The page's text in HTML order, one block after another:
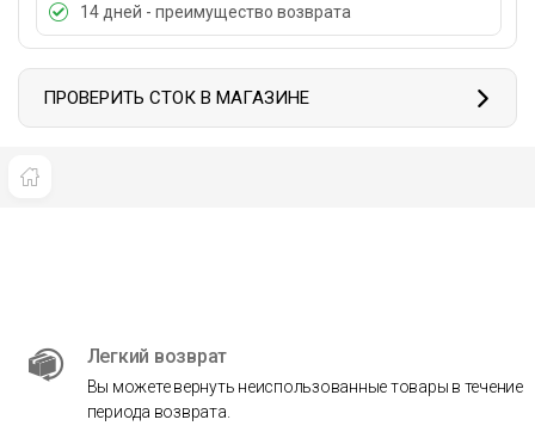
14 дней - преимущество возврата
ПРОВЕРИТЬ СТОК В МАГАЗИНЕ
Легкий возврат
Вы можете вернуть неиспользованные товары в течение
периода возврата.